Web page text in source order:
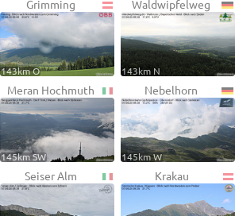
Grimming
143km O
Waldwipfelweg
143km N
Meran Hochmuth
145km SW
Nebelhorn
145km W
Seiser Alm Krakau